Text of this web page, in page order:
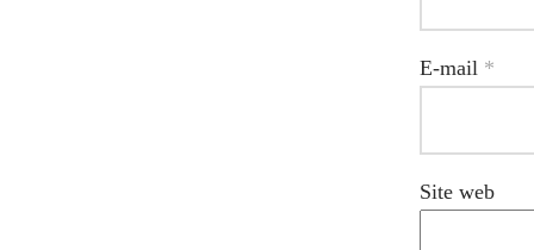
E-mail *
Site web